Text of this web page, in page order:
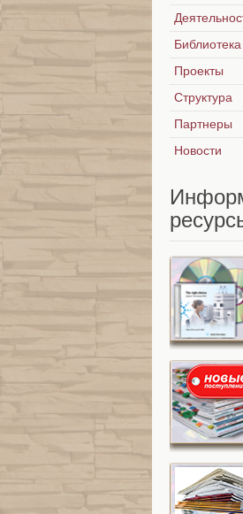
Библиотека
Проекты
Структура
Партнеры
Новости